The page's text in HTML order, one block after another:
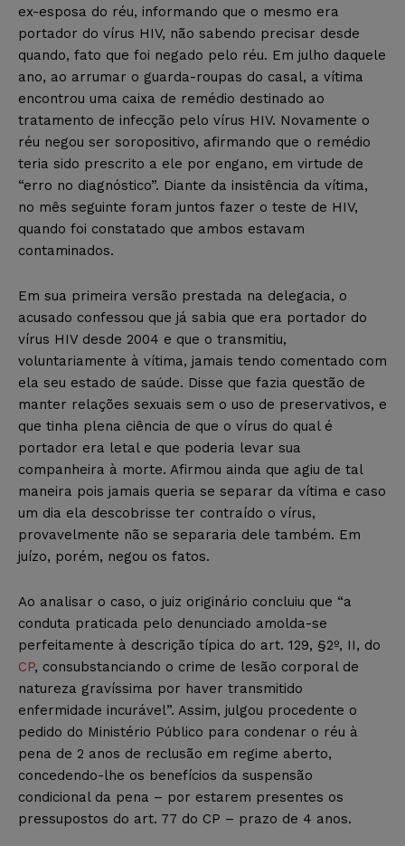
ex-esposa do réu, informando que o mesmo era
portador do vírus HIV, não sabendo precisar desde
quando, fato que foi negado pelo réu. Em julho daquele
ano, ao arrumar o guarda-roupas do casal, a vítima
encontrou uma caixa de remédio destinado ao
tratamento de infecção pelo vírus HIV. Novamente o
réu negou ser soropositivo, afirmando que o remédio
teria sido prescrito a ele por engano, em virtude de
“erro no diagnóstico”. Diante da insistência da vítima,
no mês seguinte foram juntos fazer o teste de HIV,
quando foi constatado que ambos estavam
contaminados.
Em sua primeira versão prestada na delegacia, o
acusado confessou que já sabia que era portador do
vírus HIV desde 2004 e que o transmitiu,
voluntariamente à vítima, jamais tendo comentado com
ela seu estado de saúde. Disse que fazia questão de
manter relações sexuais sem o uso de preservativos, e
que tinha plena ciência de que o vírus do qual é
portador era letal e que poderia levar sua
companheira à morte. Afirmou ainda que agiu de tal
maneira pois jamais queria se separar da vítima e caso
um dia ela descobrisse ter contraído o vírus,
provavelmente não se separaria dele também. Em
juízo, porém, negou os fatos.
Ao analisar o caso, o juiz originário concluiu que “a
conduta praticada pelo denunciado amolda-se
perfeitamente à descrição típica do art. 129, §2º, II, do
CP, consubstanciando o crime de lesão corporal de
natureza gravíssima por haver transmitido
enfermidade incurável”. Assim, julgou procedente o
pedido do Ministério Público para condenar o réu à
pena de 2 anos de reclusão em regime aberto,
concedendo-lhe os benefícios da suspensão
condicional da pena – por estarem presentes os
pressupostos do art. 77 do CP – prazo de 4 anos.